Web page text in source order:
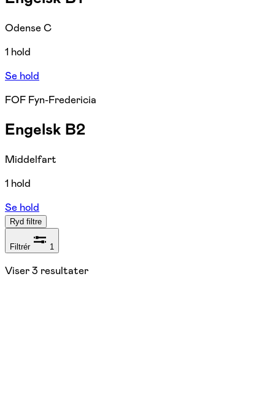
Odense C
1 hold
Se hold
FOF Fyn-Fredericia
Engelsk B2
Middelfart
1 hold
Se hold
Ryd filtre
Filtrér 1
Viser3 resultater